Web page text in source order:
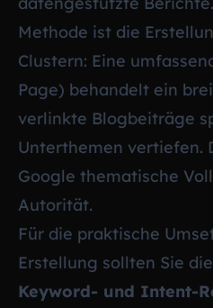
Methode ist die
Clustern: Eine
Page) behandelt ein
verlinkte Blogbeiträge
Unterthemen vertiefen.
Google thematische
Autorität.
Für die praktische
Erstellung sollten Sie
Keyword- und Intent-